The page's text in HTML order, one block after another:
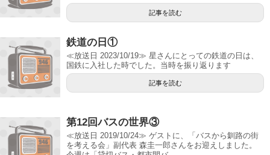
記事を読む
鉄道の日①
≪放送日 2023/10/19≫ 星さんにとっての鉄道の日は、
国鉄に入社した時でした。当時を振り返ります
記事を読む
第12回バスの世界③
≪放送日 2019/10/24≫ ゲストに、「バスから釧路の街
を考える会」副代表 森圭一郎さんをお迎えしました。